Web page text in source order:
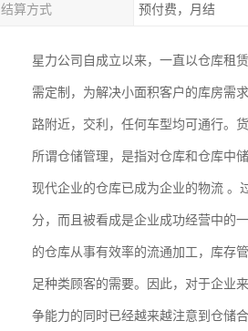
结算方式 预付费，月结
星力公司自成立以来，一直以仓库租
需定制，为解决小面积客户的库房需
路附近，交利，任何车型均可通行。
所谓仓储管理，是指对仓库和仓库中
现代企业的仓库已成为企业的物流 。
分，而且被看成是企业成功经营中的
的仓库从事有效率的流通加工，库存
足种类顾客的需要。因此，对于企业
争能力的同时已经越来越注意到仓储